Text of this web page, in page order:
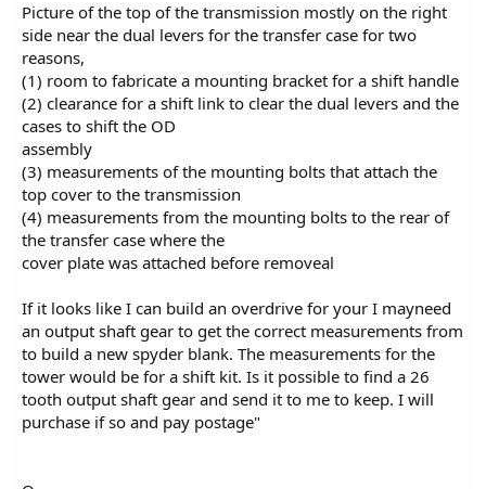
Picture of the top of the transmission mostly on the right
side near the dual levers for the transfer case for two
reasons,
(1) room to fabricate a mounting bracket for a shift handle
(2) clearance for a shift link to clear the dual levers and the
cases to shift the OD
assembly
(3) measurements of the mounting bolts that attach the
top cover to the transmission
(4) measurements from the mounting bolts to the rear of
the transfer case where the
cover plate was attached before removeal
If it looks like I can build an overdrive for your I mayneed
an output shaft gear to get the correct measurements from
to build a new spyder blank. The measurements for the
tower would be for a shift kit. Is it possible to find a 26
tooth output shaft gear and send it to me to keep. I will
purchase if so and pay postage"